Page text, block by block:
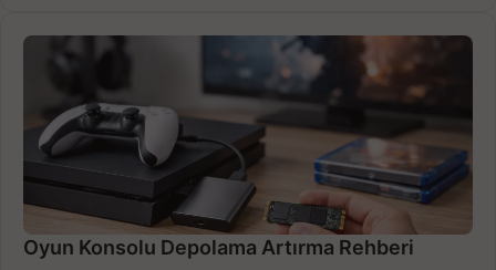
Oyun Konsolu Depolama Artırma Rehberi